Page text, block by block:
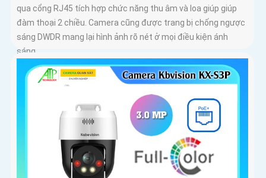
qua cổng RJ45 tích hợp chức năng thu âm và loa giúp giúp
đàm thoại 2 chiều. Camera cũng được trang bị chống ngược
sáng DWDR mang lại hình ảnh rõ nét ở mọi điều kiện ánh
sáng